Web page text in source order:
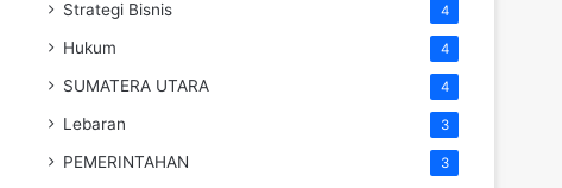
Strategi Bisnis 4
Hukum 4
SUMATERA UTARA 4
Lebaran 3
PEMERINTAHAN 3